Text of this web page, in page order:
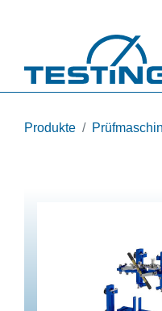
Produkte